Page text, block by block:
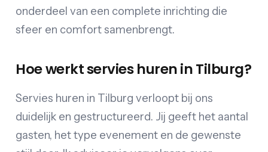
onderdeel van een complete inrichting die
sfeer en comfort samenbrengt.
Hoe werkt servies huren in Tilburg?
Servies huren in Tilburg verloopt bij ons
duidelijk en gestructureerd. Jij geeft het aantal
gasten, het type evenement en de gewenste